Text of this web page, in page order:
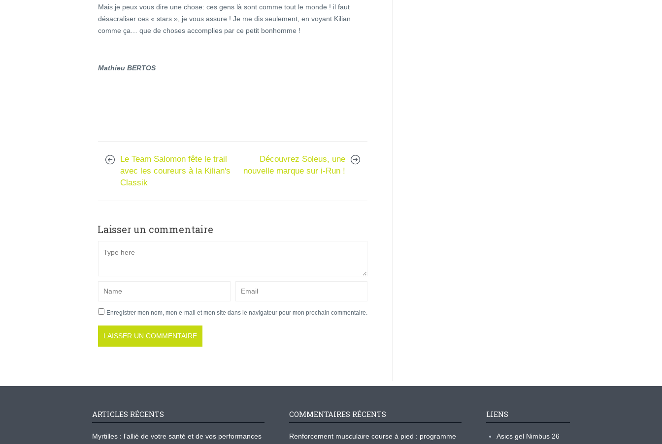
Mais je peux vous dire une chose: ces gens là sont comme tout le monde ! il faut
désacraliser ces « stars », je vous assure ! Je me dis seulement, en voyant Kilian
comme ça… que de choses accomplies par ce petit bonhomme !
Mathieu BERTOS
Le Team Salomon fête le trail
avec les coureurs à la Kilian's
Classik
Découvrez Soleus, une
nouvelle marque sur i-Run !
Laisser un commentaire
Enregistrer mon nom, mon e-mail et mon site dans le navigateur pour mon prochain commentaire.
ARTICLES RÉCENTS
Myrtilles : l’allié de votre santé et de vos performances
COMMENTAIRES RÉCENTS
Renforcement musculaire course à pied : programme
LIENS
Asics gel Nimbus 26